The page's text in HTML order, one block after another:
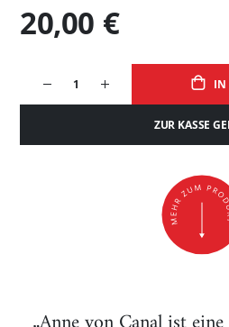
IN
ZUR KASSE
20,00 €